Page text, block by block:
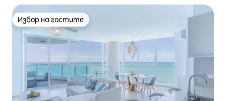
Избор на гостите
Избор на гостите